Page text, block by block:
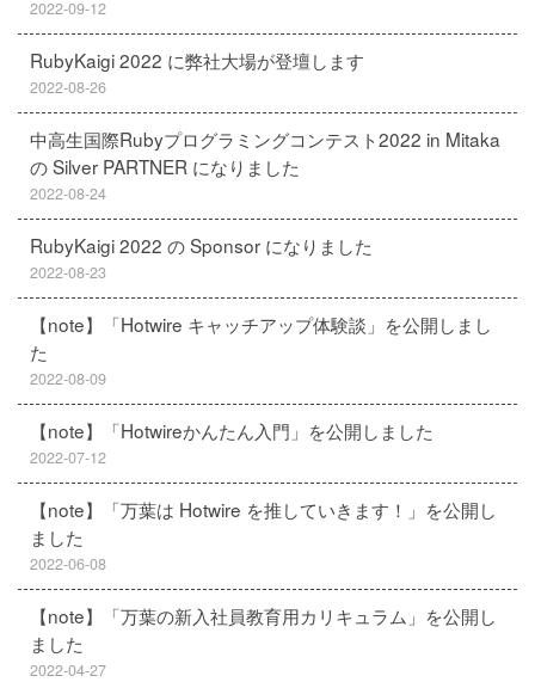
2022-09-12
RubyKaigi 2022 に弊社大場が登壇します
2022-08-26
中高生国際Rubyプログラミングコンテスト2022 in Mitaka
の Silver PARTNER になりました
2022-08-24
RubyKaigi 2022 の Sponsor になりました
2022-08-23
【note】「Hotwire キャッチアップ体験談」を公開しまし
た
2022-08-09
【note】「Hotwireかんたん入門」を公開しました
2022-07-12
【note】「万葉は Hotwire を推していきます！」を公開し
ました
2022-06-08
【note】「万葉の新入社員教育用カリキュラム」を公開し
ました
2022-04-27